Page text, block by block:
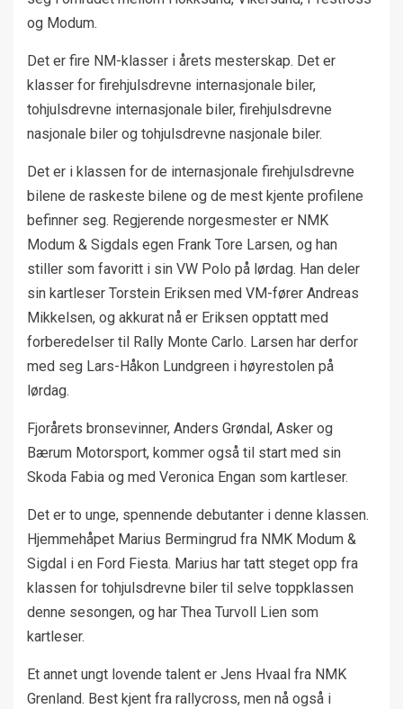
og Modum.
Det er fire NM-klasser i årets mesterskap. Det er
klasser for firehjulsdrevne internasjonale biler,
tohjulsdrevne internasjonale biler, firehjulsdrevne
nasjonale biler og tohjulsdrevne nasjonale biler.
Det er i klassen for de internasjonale firehjulsdrevne
bilene de raskeste bilene og de mest kjente profilene
befinner seg. Regjerende norgesmester er NMK
Modum & Sigdals egen Frank Tore Larsen, og han
stiller som favoritt i sin VW Polo på lørdag. Han deler
sin kartleser Torstein Eriksen med VM-fører Andreas
Mikkelsen, og akkurat nå er Eriksen opptatt med
forberedelser til Rally Monte Carlo. Larsen har derfor
med seg Lars-Håkon Lundgreen i høyrestolen på
lørdag.
Fjorårets bronsevinner, Anders Grøndal, Asker og
Bærum Motorsport, kommer også til start med sin
Skoda Fabia og med Veronica Engan som kartleser.
Det er to unge, spennende debutanter i denne klassen.
Hjemmehåpet Marius Bermingrud fra NMK Modum &
Sigdal i en Ford Fiesta. Marius har tatt steget opp fra
klassen for tohjulsdrevne biler til selve toppklassen
denne sesongen, og har Thea Turvoll Lien som
kartleser.
Et annet ungt lovende talent er Jens Hvaal fra NMK
Grenland. Best kjent fra rallycross, men nå også i